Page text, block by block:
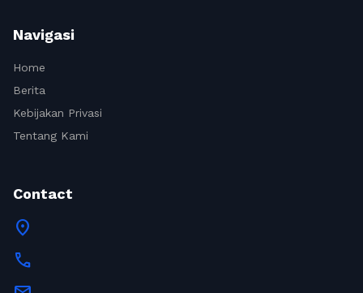
Navigasi
Home
Berita
Kebijakan Privasi
Tentang Kami
Contact
location_on
call